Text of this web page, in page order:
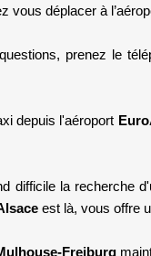
vous déplacer à
prenez le
depuis l'aéroport
difficile la recherche
est là, vous offre
Freiburg